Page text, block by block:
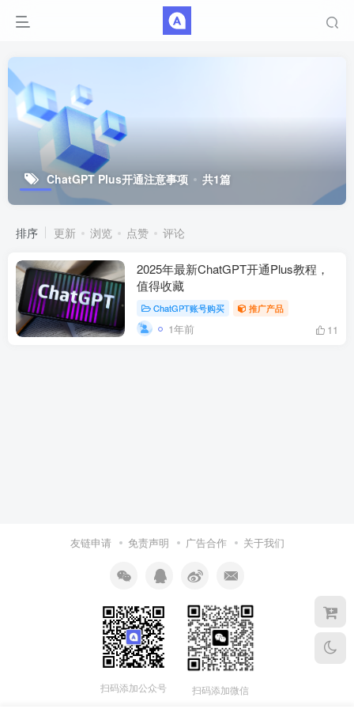
ChatGPT Plus开通注意事项 共1篇
排序 更新 浏览 点赞 评论
2025年最新ChatGPT开通Plus教程，
值得收藏
ChatGPT账号购买 推广产品
1年前 11
友链申请 免责声明 广告合作 关于我们
扫码添加公众号 扫码添加微信